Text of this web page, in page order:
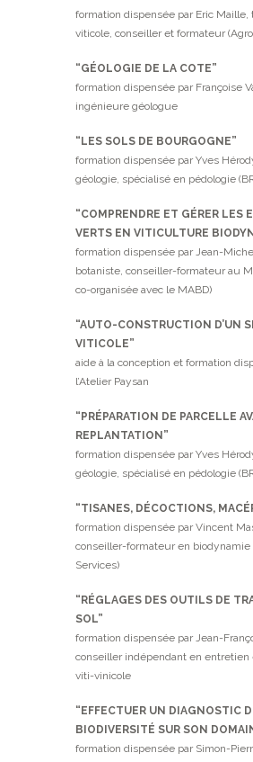
formation dispensée par Eric Maille,
viticole, conseiller et formateur
“GÉOLOGIE DE LA COTE”
formation dispensée par Françoise
ingénieure géologue
“LES SOLS DE BOURGOGNE”
formation dispensée par Yves
géologie, spécialisé en pédologie
“COMPRENDRE ET GÉRER LES
VERTS EN VITICULTURE
formation dispensée par Jean-
botaniste, conseiller-formateur au
co-organisée avec le MABD)
“AUTO-CONSTRUCTION D’UN
VITICOLE”
aide à la conception et formation
l’Atelier Paysan
“PRÉPARATION DE PARCELLE
REPLANTATION”
formation dispensée par Yves
géologie, spécialisé en pédologie
“TISANES, DÉCOCTIONS,
formation dispensée par Vincent
conseiller-formateur en biodynamie
Services)
“RÉGLAGES DES OUTILS DE
SOL”
formation dispensée par Jean-
conseiller indépendant en
viti-vinicole
“EFFECTUER UN DIAGNOSTIC
BIODIVERSITÉ SUR SON
formation dispensée par Simon-